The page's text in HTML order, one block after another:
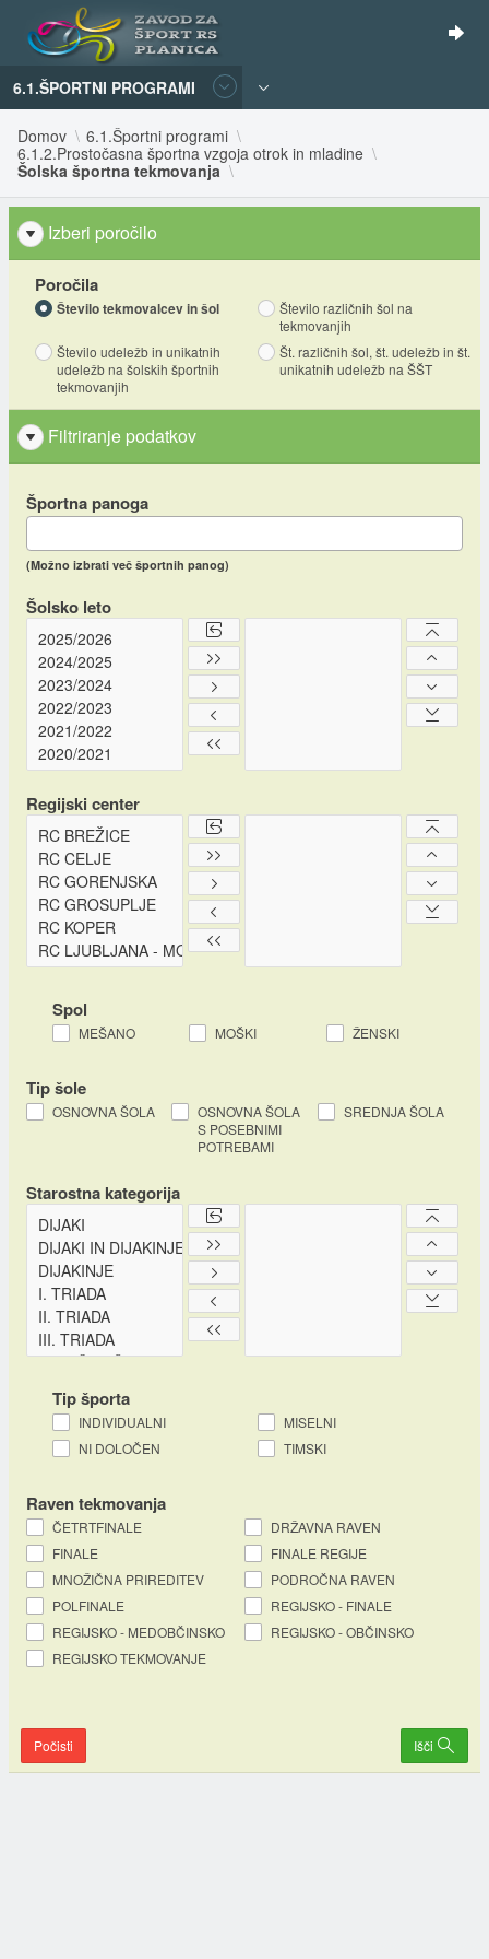
6.1.ŠPORTNI PROGRAMI
Domov
6.1.Športni programi
6.1.2.Prostočasna športna vzgoja otrok in mladine
Šolska športna tekmovanja
Izberi poročilo
Poročila
Število tekmovalcev in šol
Število različnih šol na
tekmovanjih
Število udeležb in unikatnih
udeležb na šolskih športnih
tekmovanjih
Št. različnih šol, št. udeležb in št.
unikatnih udeležb na ŠŠT
Filtriranje podatkov
Športna panoga
(Možno izbrati več športnih panog)
Šolsko leto
Regijski center
Spol
MEŠANO MOŠKI ŽENSKI
Tip šole
OSNOVNA ŠOLA
OSNOVNA ŠOLA
S POSEBNIMI
POTREBAMI
SREDNJA ŠOLA
Starostna kategorija
Tip športa
INDIVIDUALNI
MISELNI
NI DOLOČEN
TIMSKI
Raven tekmovanja
ČETRTFINALE
DRŽAVNA RAVEN
FINALE
FINALE REGIJE
MNOŽIČNA PRIREDITEV
PODROČNA RAVEN
POLFINALE
REGIJSKO - FINALE
REGIJSKO - MEDOBČINSKO
REGIJSKO - OBČINSKO
REGIJSKO TEKMOVANJE
Počisti Išči